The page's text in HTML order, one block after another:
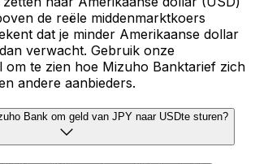
de reële middenmarktkoers
dat je minder Amerikaanse dollar
verwacht. Gebruik onze
om te zien hoe Mizuho Banktarief zich
andere aanbieders.
Bank om geld van JPY naar USDte sturen?